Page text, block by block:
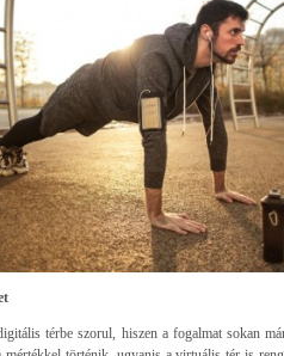
térbe szorul, hiszen a fogalmat sokan